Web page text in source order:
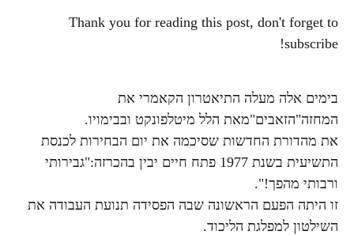
Thank you for reading this post, don't forget to
subscribe!
בימים אלה מעלה התיאטרון הקאמרי את
המחזה"הזאבים"מאת הלל מיטלפונקט ובבימויו.
את מהדורת החדשות שסיכמה את יום הבחירות לכנסת
התשיעית בשנת 1977 פתח חיים יבין בהכרזה:"גבירותי
ורבותי מהפך!".
זו היתה הפעם הראשונה שבה הפסידה תנועת העבודה את
השילטון למפלגת הליכוד.